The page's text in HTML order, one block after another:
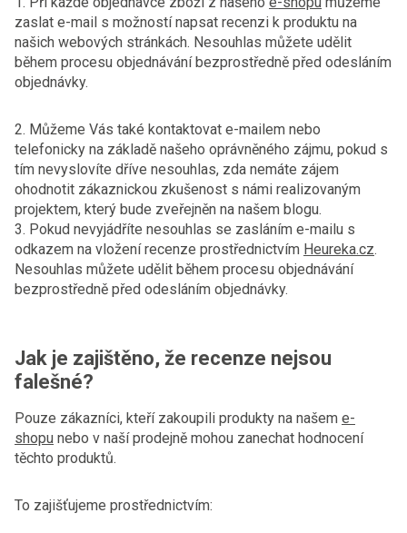
zaslat e-mail s možností napsat recenzi k produktu na
našich webových stránkách. Nesouhlas můžete udělit
během procesu objednávání bezprostředně před odesláním
objednávky.
2. Můžeme Vás také kontaktovat e-mailem nebo
telefonicky na základě našeho oprávněného zájmu, pokud s
tím nevyslovíte dříve nesouhlas, zda nemáte zájem
ohodnotit zákaznickou zkušenost s námi realizovaným
projektem, který bude zveřejněn na našem blogu.
3. Pokud nevyjádříte nesouhlas se zasláním e-mailu s
odkazem na vložení recenze prostřednictvím Heureka.cz.
Nesouhlas můžete udělit během procesu objednávání
bezprostředně před odesláním objednávky.
Jak je zajištěno, že recenze nejsou
falešné?
Pouze zákazníci, kteří zakoupili produkty na našem e-
shopu nebo v naší prodejně mohou zanechat hodnocení
těchto produktů.
To zajišťujeme prostřednictvím: